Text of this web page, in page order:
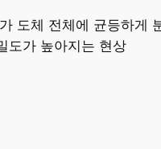
도체 전체에 균등하게
도가 높아지는 현상